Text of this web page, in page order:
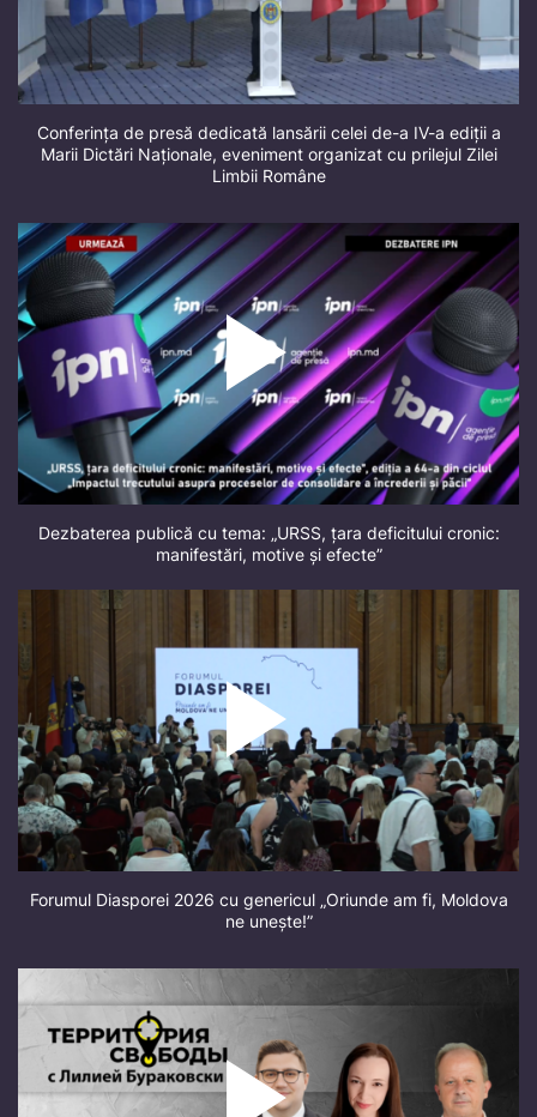
Conferința de presă dedicată lansării celei de-a IV-a ediții a
Marii Dictări Naționale, eveniment organizat cu prilejul Zilei
Limbii Române
Dezbaterea publică cu tema: „URSS, țara deficitului cronic:
manifestări, motive și efecte”
Forumul Diasporei 2026 cu genericul „Oriunde am fi, Moldova
ne unește!”